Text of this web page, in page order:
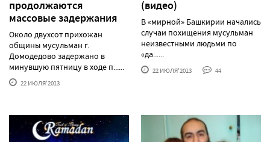
продолжаются
массовые задержания
Около двухсот прихожан
общины мусульман г.
Домодедово задержано в
минувшую пятницу в ходе п......
22 ИЮЛЯ'2013
(видео)
В «мирной» Башкирии начались
случаи похищения мусульман
неизвестными людьми по
«да......
22 ИЮЛЯ'2013 44